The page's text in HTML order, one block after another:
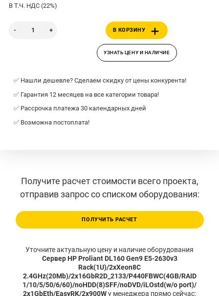
В Т.Ч. НДС (22%)
В КОРЗИНУ
УЗНАТЬ ЦЕНУ И НАЛИЧИЕ
✅ Нашли дешевле? Сделаем скидку от цены конкурента!
✅ Гарантия 12 месяцев на все категории товара!
✅ Рассрочка платежа 30 календарных дней
✅ Возможна постоплата!
Получите расчет стоимости всего проекта,
отправив запрос со списком оборудования:
ПОЛУЧИТЬ РАСЧЕТ
Уточните актуальную цену и наличие оборудования
Сервер HP Proliant DL160 Gen9 E5-2630v3
Rack(1U)/2xXeon8C
2.4GHz(20Mb)/2x16GbR2D_2133/P440FBWC(4GB/RAID
1/10/5/50/6/60)/noHDD(8)SFF/noDVD/iLOstd(w/o port)/
2x1GbEth/EasyRK/2x900Wу менеджера прямо сейчас: